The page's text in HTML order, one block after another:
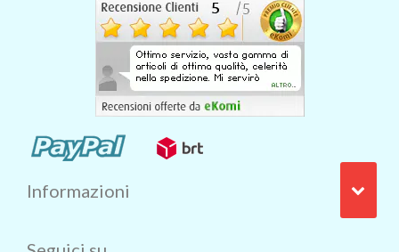
Informazioni